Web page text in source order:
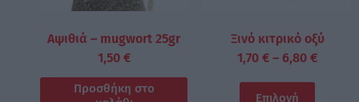
Αψιθιά – mugwort 25gr
1,50 €
Προσθήκη στο
Ξινό κιτρικό οξύ
1,70 € – 6,80 €
Επιλογή